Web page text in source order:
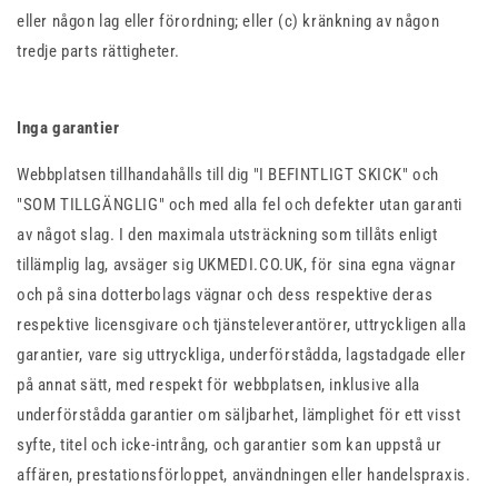
eller någon lag eller förordning; eller (c) kränkning av någon
tredje parts rättigheter.
Inga garantier
Webbplatsen tillhandahålls till dig "I BEFINTLIGT SKICK" och
"SOM TILLGÄNGLIG" och med alla fel och defekter utan garanti
av något slag. I den maximala utsträckning som tillåts enligt
tillämplig lag, avsäger sig UKMEDI.CO.UK, för sina egna vägnar
och på sina dotterbolags vägnar och dess respektive deras
respektive licensgivare och tjänsteleverantörer, uttryckligen alla
garantier, vare sig uttryckliga, underförstådda, lagstadgade eller
på annat sätt, med respekt för webbplatsen, inklusive alla
underförstådda garantier om säljbarhet, lämplighet för ett visst
syfte, titel och icke-intrång, och garantier som kan uppstå ur
affären, prestationsförloppet, användningen eller handelspraxis.